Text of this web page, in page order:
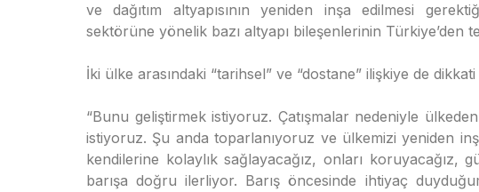
ve dağıtım altyapısının yeniden inşa edilmesi
sektörüne yönelik bazı altyapı bileşenlerinin Türkiye’den
İki ülke arasındaki “tarihsel” ve “dostane” ilişkiye de
“Bunu geliştirmek istiyoruz. Çatışmalar nedeniyle
istiyoruz. Şu anda toparlanıyoruz ve ülkemizi yeniden
kendilerine kolaylık sağlayacağız, onları koruyacağız,
barışa doğru ilerliyor. Barış öncesinde ihtiyaç